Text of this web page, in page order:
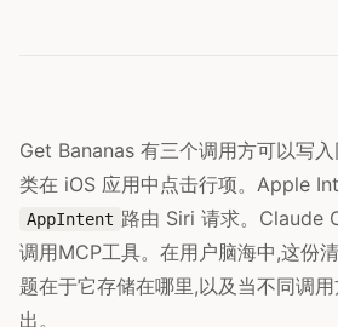
Get Bananas 有三个调用方可以写
类在 iOS 应用中点击行项。Apple
AppIntent 路由 Siri 请求。Claude
调用MCP工具。在用户脑海中,这份
题在于它存储在哪里,以及当不同调
出。